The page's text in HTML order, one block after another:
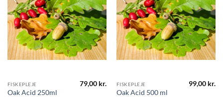
FISKEPLEJE
Oak Acid 250ml
79,00 kr. FISKEPLEJE
Oak Acid 500 ml
99,00 kr.